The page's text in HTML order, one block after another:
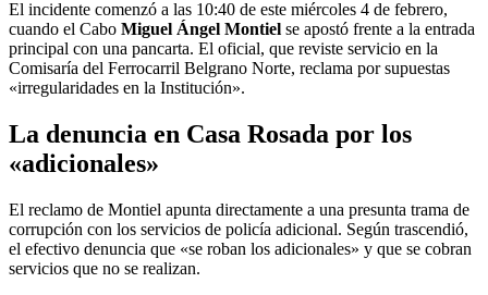
El incidente comenzó a las 10:40 de este miércoles 4 de febrero,
cuando el Cabo Miguel Ángel Montiel se apostó frente a la entrada
principal con una pancarta. El oficial, que reviste servicio en la
Comisaría del Ferrocarril Belgrano Norte, reclama por supuestas
«irregularidades en la Institución».
La denuncia en Casa Rosada por los
«adicionales»
El reclamo de Montiel apunta directamente a una presunta trama de
corrupción con los servicios de policía adicional. Según trascendió,
el efectivo denuncia que «se roban los adicionales» y que se cobran
servicios que no se realizan.